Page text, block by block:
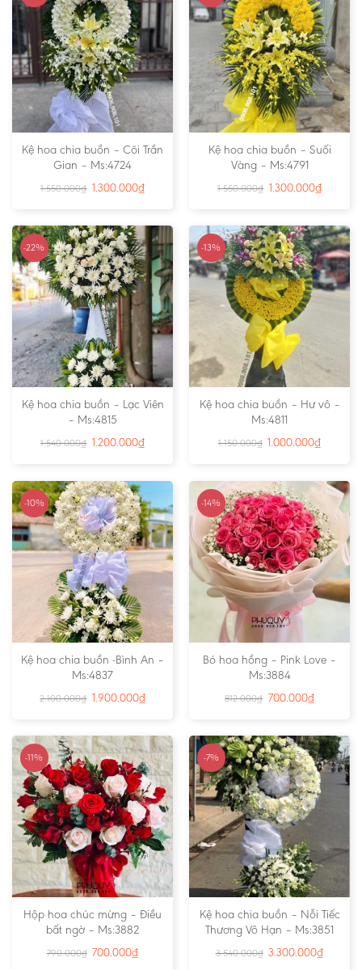
Kệ hoa chia buồn – Cõi Trần
Gian – Ms:4724
1.550.000₫ 1.300.000₫
Kệ hoa chia buồn – Suối
Vàng – Ms:4791
1.550.000₫ 1.300.000₫
-22%
Kệ hoa chia buồn – Lạc Viên
– Ms:4815
1.540.000₫ 1.200.000₫
-13%
Kệ hoa chia buồn – Hư vô –
Ms:4811
1.150.000₫ 1.000.000₫
-10%
Kệ hoa chia buồn -Bình An –
Ms:4837
2.100.000₫ 1.900.000₫
-14%
Bó hoa hồng – Pink Love –
Ms:3884
812.000₫ 700.000₫
-11%
Hộp hoa chúc mừng – Điều
bất ngờ – Ms:3882
790.000₫ 700.000₫
-7%
Kệ hoa chia buồn – Nỗi Tiếc
Thương Vô Hạn – Ms:3851
3.540.000₫ 3.300.000₫